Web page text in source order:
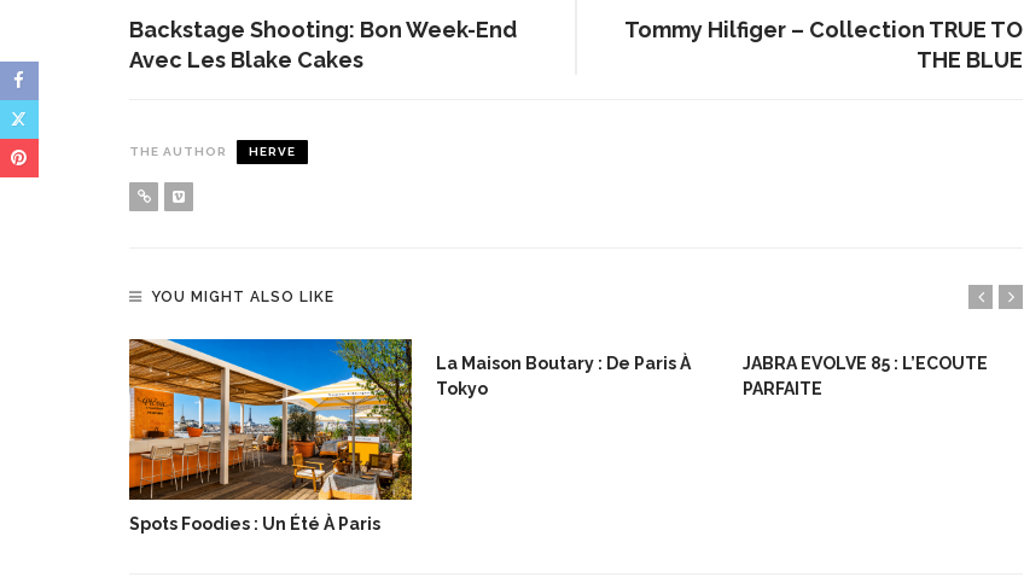
Backstage Shooting: Bon Week-End
Avec Les Blake Cakes
Tommy Hilfiger – Collection TRUE TO
THE BLUE
THE AUTHOR HERVE
YOU MIGHT ALSO LIKE
Spots Foodies : Un Été À Paris
La Maison Boutary : De Paris À
Tokyo
JABRA EVOLVE 85 : L’ECOUTE
PARFAITE